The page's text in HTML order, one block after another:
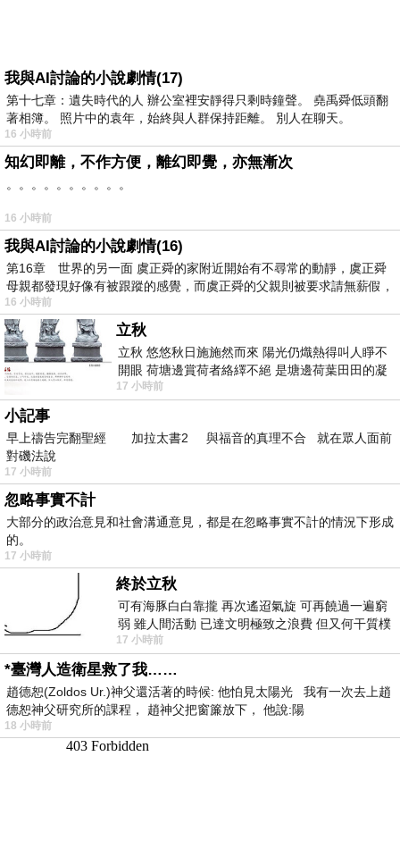
我與AI討論的小說劇情(17)
第十七章：遺失時代的人 辦公室裡安靜得只剩時鐘聲。 堯禹舜低頭翻
著相簿。 照片中的袁年，始終與人群保持距離。 別人在聊天。
16 小時前
知幻即離，不作方便，離幻即覺，亦無漸次
。。。。。。。。。。
16 小時前
我與AI討論的小說劇情(16)
第16章 世界的另一面 虞正舜的家附近開始有不尋常的動靜，虞正舜
母親都發現好像有被跟蹤的感覺，而虞正舜的父親則被要求請無薪假，
16 小時前
立秋
立秋 悠悠秋日施施然而來 陽光仍熾熱得叫人睜不
開眼 荷塘邊賞荷者絡繹不絕 是塘邊荷葉田田的凝
望 風中飄逸的是映日荷花別樣紅
17 小時前
小記事
早上禱告完翻聖經 加拉太書2 與福音的真理不合 就在眾人面前
對磯法說
17 小時前
忽略事實不計
大部分的政治意見和社會溝通意見，都是在忽略事實不計的情況下形成
的。
17 小時前
終於立秋
可有海豚白白靠攏 再次遙迢氣旋 可再饒過一遍窮
弱 雖人間活動 已達文明極致之浪費 但又何干質樸
者 只能白白陪葬
17 小時前
*臺灣人造衛星救了我……
趙德恕(Zoldos Ur.)神父還活著的時候: 他怕見太陽光 我有一次去上趙
德恕神父研究所的課程， 趙神父把窗簾放下， 他說:陽
18 小時前